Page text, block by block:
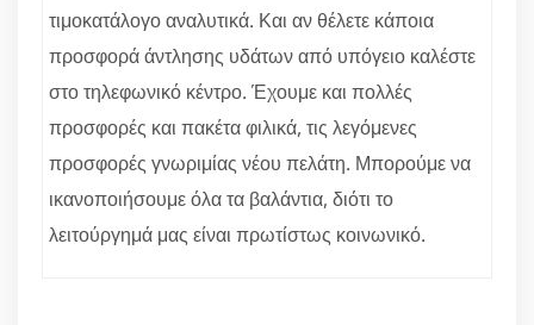
τιμοκατάλογο αναλυτικά. Και αν θέλετε κάποια
προσφορά άντλησης υδάτων από υπόγειο καλέστε
στο τηλεφωνικό κέντρο. Έχουμε και πολλές
προσφορές και πακέτα φιλικά, τις λεγόμενες
προσφορές γνωριμίας νέου πελάτη. Μπορούμε να
ικανοποιήσουμε όλα τα βαλάντια, διότι το
λειτούργημά μας είναι πρωτίστως κοινωνικό.